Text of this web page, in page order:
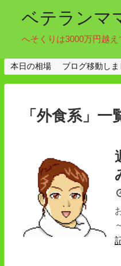
ベテランマ
へそくりは3000万円越
本日の相場 ブログ移動しま
「 外食系 」 一